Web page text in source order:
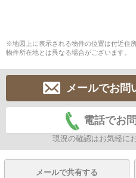
※地図上に表示される物件の位置は付近住
物件所在地とは異なる場合がございます。
メールでお問
電話でお
現況の確認はお気軽に
メールで共有する